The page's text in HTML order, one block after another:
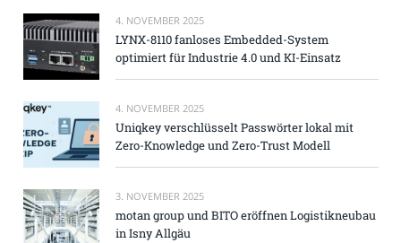
4. NOVEMBER 2025
LYNX-8110 fanloses Embedded-System
optimiert für Industrie 4.0 und KI-Einsatz
4. NOVEMBER 2025
Uniqkey verschlüsselt Passwörter lokal mit
Zero-Knowledge und Zero-Trust Modell
3. NOVEMBER 2025
motan group und BITO eröffnen Logistikneubau
in Isny Allgäu